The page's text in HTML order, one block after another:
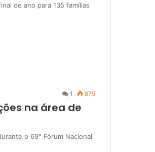
de ano para 135 famílias
1 875
na área de
o 69° Fórum Nacional